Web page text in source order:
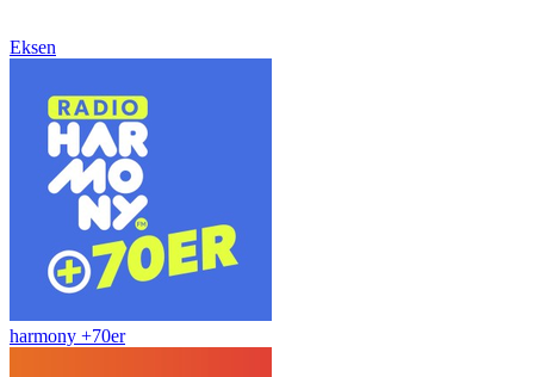
Eksen
harmony +70er